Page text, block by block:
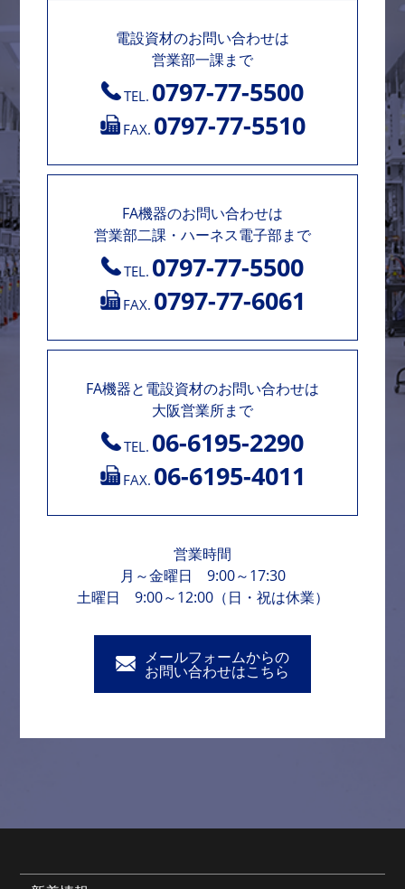
電設資材のお問い合わせは
営業部一課まで
TEL. 0797-77-5500
FAX. 0797-77-5510
FA機器のお問い合わせは
営業部二課・ハーネス電子部まで
TEL. 0797-77-5500
FAX. 0797-77-6061
FA機器と電設資材のお問い合わせは
大阪営業所まで
TEL. 06-6195-2290
FAX. 06-6195-4011
営業時間
月～金曜日 9:00～17:30
土曜日 9:00～12:00（日・祝は休業）
メールフォームからの
お問い合わせはこちら